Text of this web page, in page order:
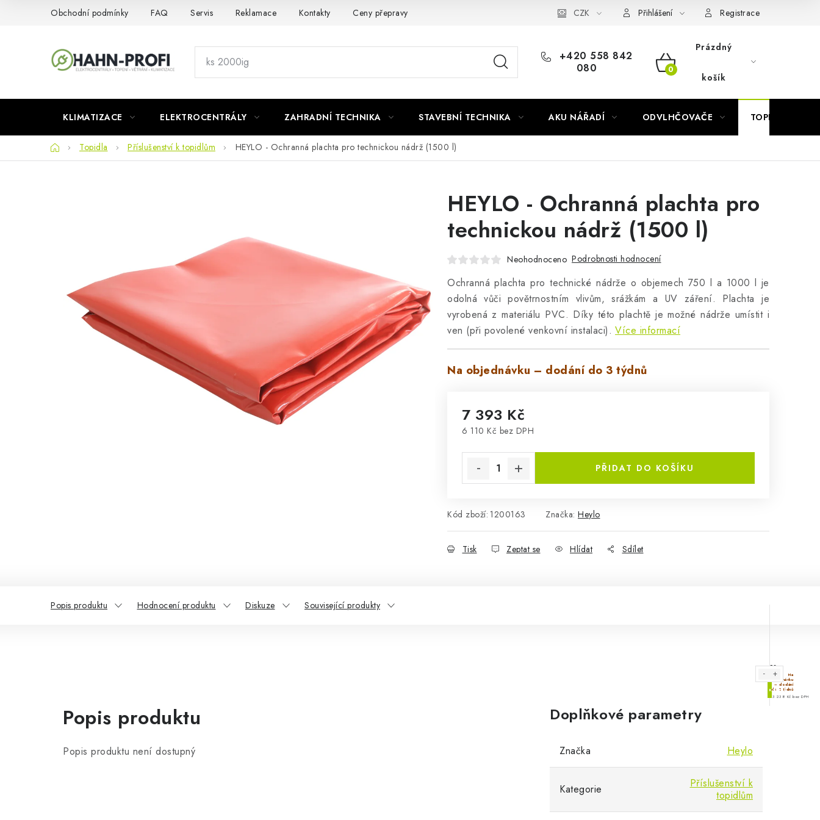
Obchodní podmínky FAQ Servis Reklamace Kontakty Ceny přepravy Náhradní díly Könner & Söhnen Reklamační řád
CZK Přihlášení Registrace
+420 558 842
080
NÁKUPNÍ
Prázdný
košík
KLIMATIZACE ELEKTROCENTRÁLY ZAHRADNÍ TECHNIKA STAVEBNÍ TECHNIKA AKU NÁŘADÍ ODVLHČOVAČE TOPIDLA
DomůTopidla Příslušenství k topidlům HEYLO - Ochranná plachta pro technickou nádrž (1500 l)
HEYLO - Ochranná plachta pro
technickou nádrž (1500 l)
Neohodnoceno Podrobnosti hodnocení
Ochranná plachta pro technické nádrže o objemech 750 l a 1000 l je
odolná vůči povětrnostním vlivům, srážkám a UV záření. Plachta je
vyrobená z materiálu PVC. Díky této plachtě je možné nádrže umístit i
ven (při povolené venkovní instalaci). Více informací
Na objednávku – dodání do 3 týdnů
7 393 Kč
6 110 Kč bez DPH
PŘIDAT DO KOŠÍKU
Kód zboží: 1200163 Značka: Heylo
Tisk Zeptat se Hlídat Sdílet
Popis produktu Hodnocení produktu Diskuze Související produkty
Popis produktu
Popis produktu není dostupný
Doplňkové parametry
Značka Heylo
Kategorie
Příslušenství k
topidlům